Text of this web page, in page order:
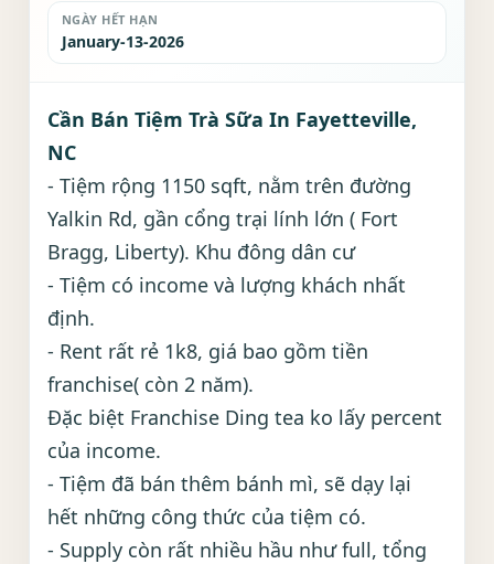
NGÀY HẾT HẠN
January-13-2026
Cần Bán Tiệm Trà Sữa In Fayetteville,
NC
- Tiệm rộng 1150 sqft, nằm trên đường
Yalkin Rd, gần cổng trại lính lớn ( Fort
Bragg, Liberty). Khu đông dân cư
- Tiệm có income và lượng khách nhất
định.
- Rent rất rẻ 1k8, giá bao gồm tiền
franchise( còn 2 năm).
Đặc biệt Franchise Ding tea ko lấy percent
của income.
- Tiệm đã bán thêm bánh mì, sẽ dạy lại
hết những công thức của tiệm có.
- Supply còn rất nhiều hầu như full, tổng